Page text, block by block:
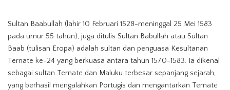
Sultan Baabullah (lahir 10 Februari 1528-meninggal 25 Mei 1583
pada umur 55 tahun), juga ditulis Sultan Babullah atau Sultan
Baab (tulisan Eropa) adalah sultan dan penguasa Kesultanan
Ternate ke-24 yang berkuasa antara tahun 1570-1583. Ia dikenal
sebagai sultan Ternate dan Maluku terbesar sepanjang sejarah,
yang berhasil mengalahkan Portugis dan mengantarkan Ternate